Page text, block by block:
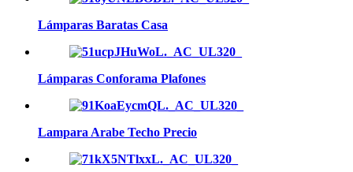
Lámparas Baratas Casa
Lámparas Conforama Plafones
Lampara Arabe Techo Precio